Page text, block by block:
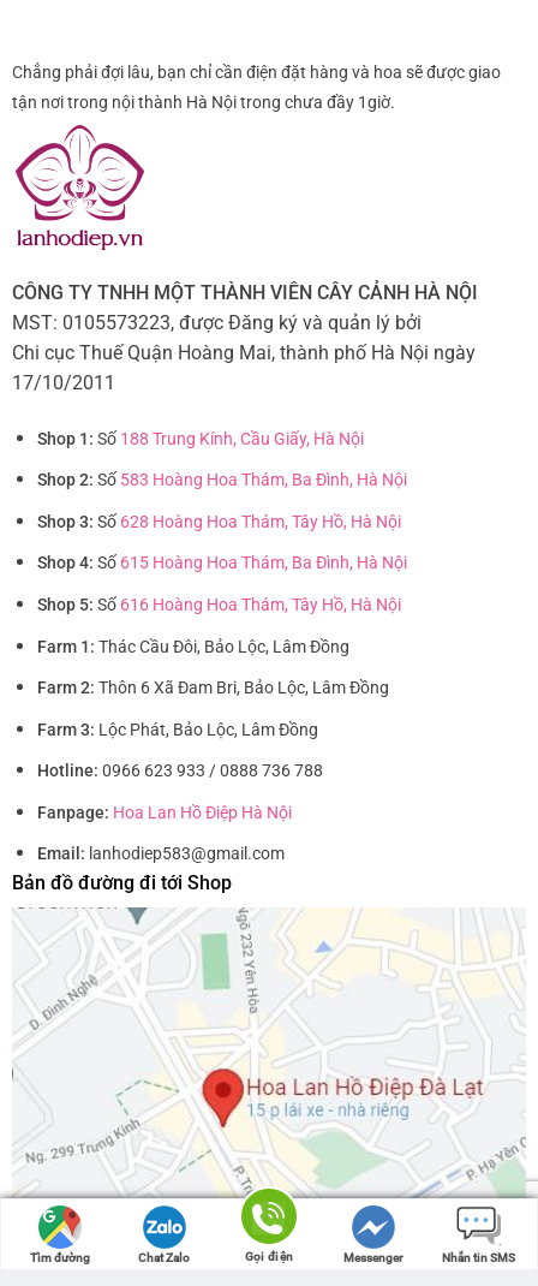
Chẳng phải đợi lâu, bạn chỉ cần điện đặt hàng và hoa sẽ được giao
tận nơi trong nội thành Hà Nội trong chưa đầy 1giờ.
CÔNG TY TNHH MỘT THÀNH VIÊN CÂY CẢNH HÀ NỘI
MST: 0105573223, được Đăng ký và quản lý bởi
Chi cục Thuế Quận Hoàng Mai, thành phố Hà Nội ngày
17/10/2011
Shop 1: Số 188 Trung Kính, Cầu Giấy, Hà Nội
Shop 2: Số 583 Hoàng Hoa Thám, Ba Đình, Hà Nội
Shop 3: Số 628 Hoàng Hoa Thám, Tây Hồ, Hà Nội
Shop 4: Số 615 Hoàng Hoa Thám, Ba Đình, Hà Nội
Shop 5: Số 616 Hoàng Hoa Thám, Tây Hồ, Hà Nội
Farm 1: Thác Cầu Đôi, Bảo Lộc, Lâm Đồng
Farm 2: Thôn 6 Xã Đam Bri, Bảo Lộc, Lâm Đồng
Farm 3: Lộc Phát, Bảo Lộc, Lâm Đồng
Hotline: 0966 623 933 / 0888 736 788
Fanpage: Hoa Lan Hồ Điệp Hà Nội
Email: lanhodiep583@gmail.com
Bản đồ đường đi tới Shop
Tìm đường Chat Zalo Gọi điện Messenger Nhắn tin SMS
Tìm đường Chat Zalo Gọi điện Messenger Nhắn tin SMS